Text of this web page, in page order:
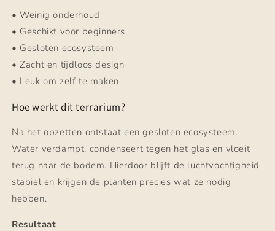
• Weinig onderhoud
• Geschikt voor beginners
• Gesloten ecosysteem
• Zacht en tijdloos design
• Leuk om zelf te maken
Hoe werkt dit terrarium?
Na het opzetten ontstaat een gesloten ecosysteem.
Water verdampt, condenseert tegen het glas en vloeit
terug naar de bodem. Hierdoor blijft de luchtvochtigheid
stabiel en krijgen de planten precies wat ze nodig
hebben.
Resultaat